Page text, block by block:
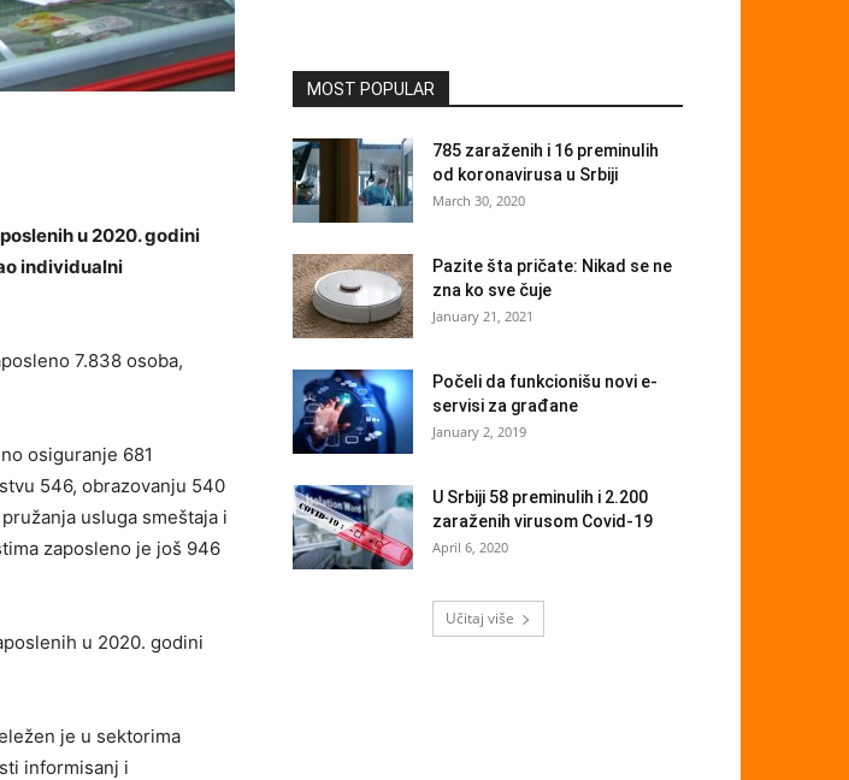
u 2020. godini
individualni
7.838 osoba,
osiguranje 681
546, obrazovanju 540
usluga smeštaja i
zaposleno je još 946
u 2020. godini
je u sektorima
informisanj i
MOST POPULAR
785 zaraženih i 16 preminulih
od koronavirusa u Srbiji
March 30, 2020
Pazite šta pričate: Nikad se ne
zna ko sve čuje
January 21, 2021
Počeli da funkcionišu novi e-
servisi za građane
January 2, 2019
U Srbiji 58 preminulih i 2.200
zaraženih virusom Covid-19
April 6, 2020
Učitaj više